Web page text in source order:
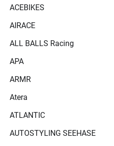
ACEBIKES
AIRACE
ALL BALLS Racing
APA
ARMR
Atera
ATLANTIC
AUTOSTYLING SEEHASE